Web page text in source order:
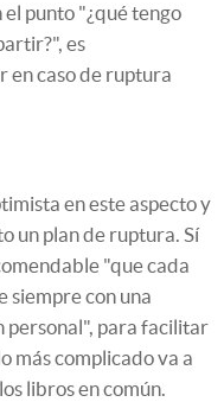
el punto "¿qué tengo
es
en caso de ruptura
en este aspecto y
un plan de ruptura. Sí
"que cada
siempre con una
personal", para facilitar
más complicado va a
libros en común.